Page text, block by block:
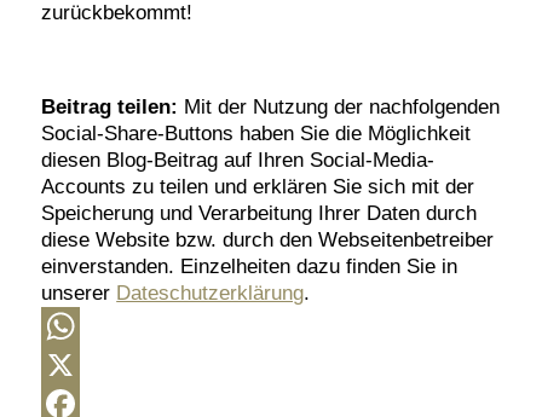
zurückbekommt!
Beitrag teilen: Mit der Nutzung der nachfolgenden
Social-Share-Buttons haben Sie die Möglichkeit
diesen Blog-Beitrag auf Ihren Social-Media-
Accounts zu teilen und erklären Sie sich mit der
Speicherung und Verarbeitung Ihrer Daten durch
diese Website bzw. durch den Webseitenbetreiber
einverstanden. Einzelheiten dazu finden Sie in
unserer Dateschutzerklärung.
WhatsApp
X